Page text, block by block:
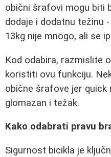
obični šrafovi mogu biti
dodaje i dodatnu težinu
13kg nije mnogo, ali se
Kod odabira, razmislite
koristiti ovu funkciju.
obične šrafove jer quick
glomazan i težak.
Kako odabrati pravu
Sigurnost bicikla je